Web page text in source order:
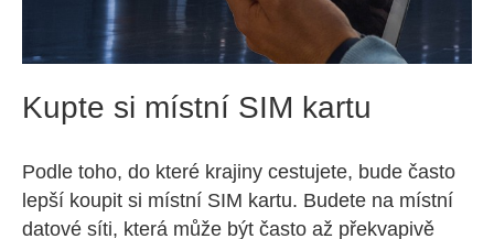
Kupte si místní SIM kartu
Podle toho, do které krajiny cestujete, bude často
lepší koupit si místní SIM kartu. Budete na místní
datové síti, která může být často až překvapivě